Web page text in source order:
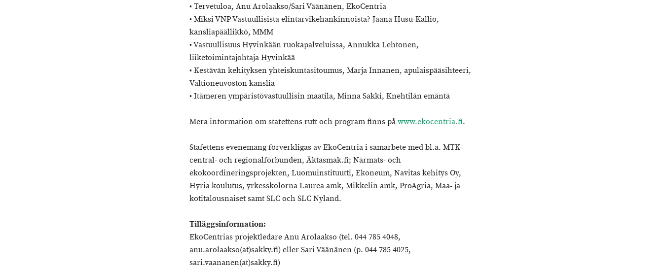
• Tervetuloa, Anu Arolaakso/Sari Väänänen, EkoCentria
• Miksi VNP Vastuullisista elintarvikehankinnoista? Jaana Husu-Kallio,
kansliapäällikkö, MMM
• Vastuullisuus Hyvinkään ruokapalveluissa, Annukka Lehtonen,
liiketoimintajohtaja Hyvinkää
• Kestävän kehityksen yhteiskuntasitoumus, Marja Innanen, apulaispääsihteeri,
Valtioneuvoston kanslia
• Itämeren ympäristövastuullisin maatila, Minna Sakki, Knehtilän emäntä
Mera information om stafettens rutt och program finns påwww.ekocentria.fi.
Stafettens evenemang förverkligas av EkoCentria i samarbete med bl.a. MTK-
central- och regionalförbunden, Äktasmak.fi; Närmats- och
ekokoordineringsprojekten, Luomuinstituutti, Ekoneum, Navitas kehitys Oy,
Hyria koulutus, yrkesskolorna Laurea amk, Mikkelin amk, ProAgria, Maa- ja
kotitalousnaiset samt SLC och SLC Nyland.
Tilläggsinformation:
EkoCentrias projektledare Anu Arolaakso (tel. 044 785 4048,
anu.arolaakso(at)sakky.fi) eller Sari Väänänen (p. 044 785 4025,
sari.vaananen(at)sakky.fi)